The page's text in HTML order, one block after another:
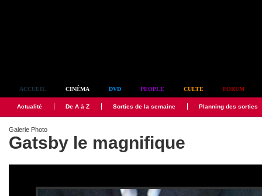
ACCUEIL CINÉMA DVD PEOPLE CULTE FORUM
Actualité De A à Z Sorties de la semaine Planning des sorties
Galerie Photo
Gatsby le magnifique